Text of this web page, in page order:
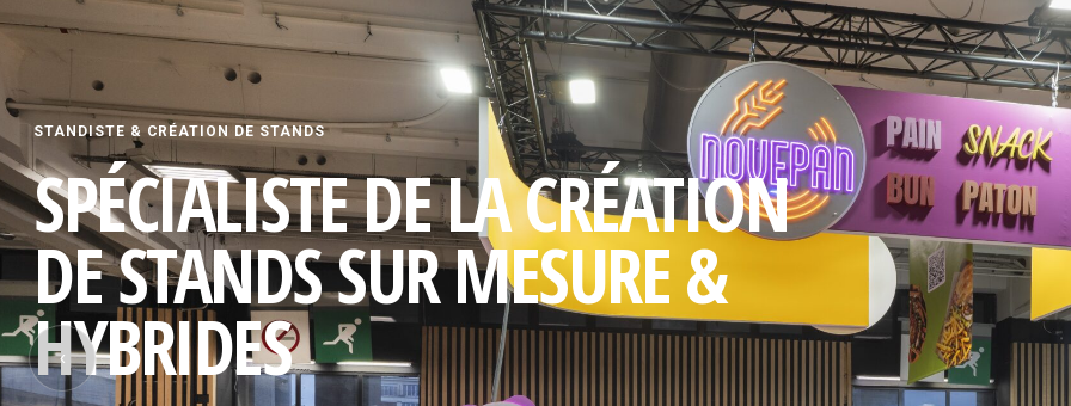
STANDISTE & CRÉATION DE STANDS
SPÉCIALISTE DE LA CRÉATION
DE STANDS SUR MESURE &
HYBRIDES
‹